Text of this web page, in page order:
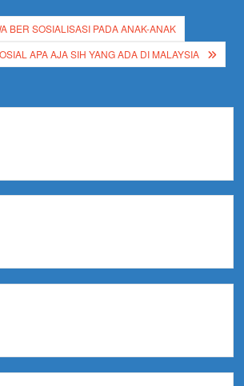
BER SOSIALISASI PADA ANAK-ANAK
APA AJA SIH YANG ADA DI MALAYSIA